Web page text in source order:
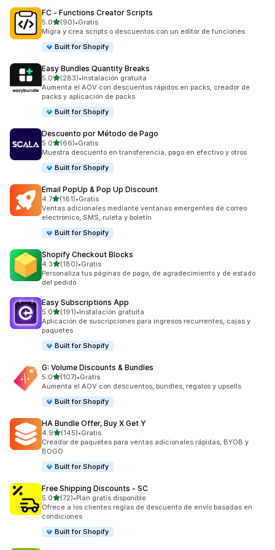
FC ‑ Functions Creator Scripts
5.0de 5 estrellas
(90)
90 reseñas en total
•Gratis
Migra y crea scripts o descuentos con un editor de funciones
Built for Shopify
Easy Bundles Quantity Breaks
5.0de 5 estrellas
(283)
283 reseñas en total
•Instalación gratuita
Aumenta el AOV con descuentos rápidos en packs, creador de
packs y aplicación de packs
Built for Shopify
Descuento por Método de Pago
5.0de 5 estrellas
(66)
66 reseñas en total
•Gratis
Muestra descuento en transferencia, pago en efectivo y otros
Built for Shopify
Email PopUp & Pop Up Discount
4.7de 5 estrellas
(181)
181 reseñas en total
•Gratis
Ventas adicionales mediante ventanas emergentes de correo
electrónico, SMS, ruleta y boletín
Built for Shopify
Shopify Checkout Blocks
4.3de 5 estrellas
(180)
180 reseñas en total
•Gratis
Personaliza tus páginas de pago, de agradecimiento y de estado
del pedido
Easy Subscriptions App
5.0de 5 estrellas
(191)
191 reseñas en total
•Instalación gratuita
Aplicación de suscripciones para ingresos recurrentes, cajas y
paquetes
Built for Shopify
G: Volume Discounts & Bundles
5.0de 5 estrellas
(107)
107 reseñas en total
•Gratis
Aumenta el AOV con descuentos, bundles, regalos y upsells
Built for Shopify
HA Bundle Offer, Buy X Get Y
4.9de 5 estrellas
(145)
145 reseñas en total
•Gratis
Creador de paquetes para ventas adicionales rápidas, BYOB y
BOGO
Built for Shopify
Free Shipping Discounts ‑ SC
5.0de 5 estrellas
(72)
72 reseñas en total
•Plan gratis disponible
Ofrece a los clientes reglas de descuento de envío basadas en
condiciones
Built for Shopify